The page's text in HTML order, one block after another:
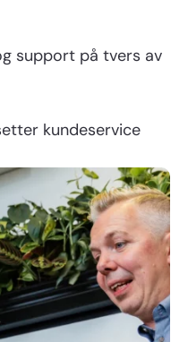
support på tvers av
kundeservice